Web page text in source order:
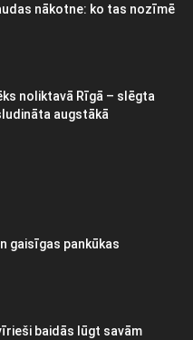
nākotne: ko tas nozīmē
noliktavā Rīgā – slēgta
augstākā
gaisīgas pankūkas
baidās lūgt savām